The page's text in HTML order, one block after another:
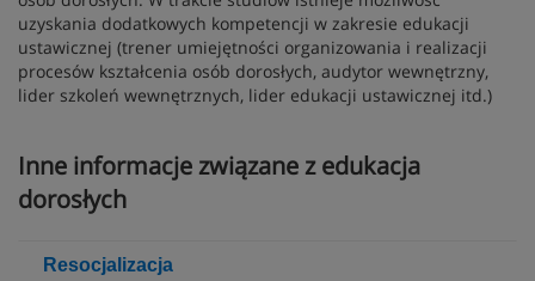
uzyskania dodatkowych kompetencji w zakresie edukacji
ustawicznej (trener umiejętności organizowania i realizacji
procesów kształcenia osób dorosłych, audytor wewnętrzny,
lider szkoleń wewnętrznych, lider edukacji ustawicznej itd.)
Inne informacje związane z edukacja
dorosłych
Resocjalizacja